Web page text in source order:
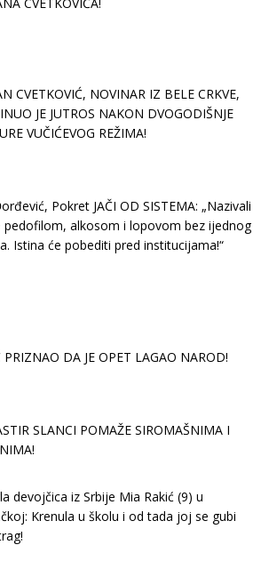
CVETKOVIĆ, NOVINAR IZ BELE CRKVE,
JE JUTROS NAKON DVOGODIŠNJE
VUČIĆEVOG REŽIMA!
Pokret JAČI OD SISTEMA: „Nazivali
pedofilom, alkosom i lopovom bez ijednog
Istina će pobediti pred institucijama!“
PRIZNAO DA JE OPET LAGAO NAROD!
SLANCI POMAŽE SIROMAŠNIMA I
devojčica iz Srbije Mia Rakić (9) u
Krenula u školu i od tada joj se gubi